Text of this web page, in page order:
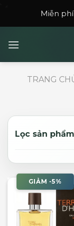
Miễn phí vận
TRANG
Lọc sản phẩm
GIẢM -5%